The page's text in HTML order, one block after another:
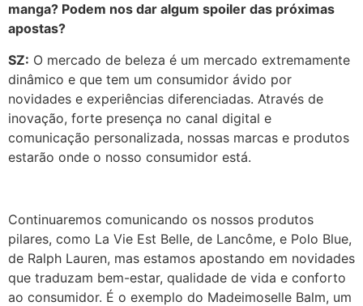
manga? Podem nos dar algum spoiler das próximas
apostas?
SZ: O mercado de beleza é um mercado extremamente
dinâmico e que tem um consumidor ávido por
novidades e experiências diferenciadas. Através de
inovação, forte presença no canal digital e
comunicação personalizada, nossas marcas e produtos
estarão onde o nosso consumidor está.
Continuaremos comunicando os nossos produtos
pilares, como La Vie Est Belle, de Lancôme, e Polo Blue,
de Ralph Lauren, mas estamos apostando em novidades
que traduzam bem-estar, qualidade de vida e conforto
ao consumidor. É o exemplo do Madeimoselle Balm, um